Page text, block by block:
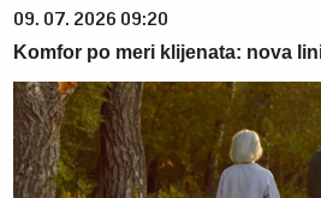
09. 07. 2026 09:20
Komfor po meri klijenata: nova